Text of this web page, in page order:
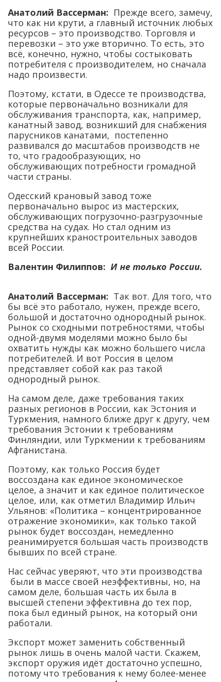
Анатолий Вассерман: Прежде всего, замечу,
что как ни крути, а главный источник любых
ресурсов – это производство. Торговля и
перевозки – это уже вторично. То есть, это
всё, конечно, нужно, чтобы состыковать
потребителя с производителем, но сначала
надо произвести.
Поэтому, кстати, в Одессе те производства,
которые первоначально возникали для
обслуживания транспорта, как, например,
канатный завод, возникший для снабжения
парусников канатами, постепенно
развивался до масштабов производств не
то, что градообразующих, но
обслуживающих потребности громадной
части страны.
Одесский крановый завод тоже
первоначально вырос из мастерских,
обслуживающих погрузочно-разгрузочные
средства на судах. Но стал одним из
крупнейших краностроительных заводов
всей России.
Валентин Филиппов: И не только России.
Анатолий Вассерман: Так вот. Для того, что
бы всё это работало, нужен, прежде всего,
большой и достаточно однородный рынок.
Рынок со сходными потребностями, чтобы
одной-двумя моделями можно было бы
охватить нужды как можно большего числа
потребителей. И вот Россия в целом
представляет собой как раз такой
однородный рынок.
На самом деле, даже требования таких
разных регионов в России, как Эстония и
Туркмения, намного ближе друг к другу, чем
требования Эстонии к требованиям
Финляндии, или Туркмении к требованиям
Афганистана.
Поэтому, как только Россия будет
воссоздана как единое экономическое
целое, а значит и как единое политическое
целое, или, как отметил Владимир Ильич
Ульянов: «Политика – концентрированное
отражение экономики», как только такой
рынок будет воссоздан, немедленно
реанимируется большая часть производств
бывших по всей стране.
Нас сейчас уверяют, что эти производства
были в массе своей неэффективны, но, на
самом деле, большая часть их была в
высшей степени эффективна до тех пор,
пока был единый рынок, на который они
работали.
Экспорт может заменить собственный
рынок лишь в очень малой части. Скажем,
экспорт оружия идёт достаточно успешно,
потому что требования к нему более-менее